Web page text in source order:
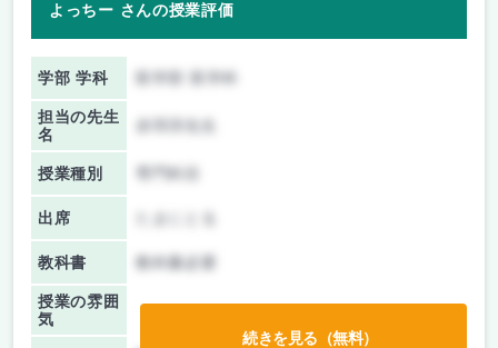
よっちー さんの授業評価
学部 学科
担当の先生
名
授業種別
出席
教科書 教科書必要
授業の雰囲
気
続きを見る（無料）